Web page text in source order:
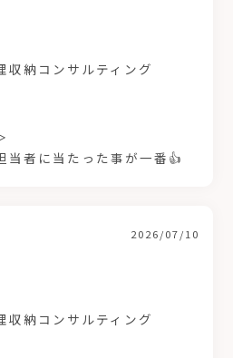
収納コンサルティング
当者に当たった事が一番👍
2026/07/10
収納コンサルティング